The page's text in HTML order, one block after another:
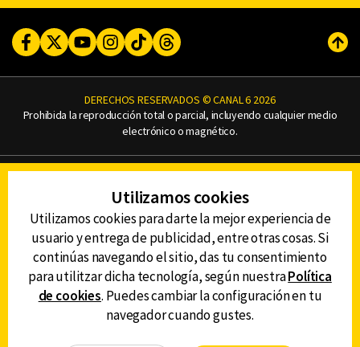
FacebookTwitterYoutubeInstagram
TikTokThreads
DERECHOS RESERVADOS © CANAL 6 2026
Prohibida la reproducción total o parcial, incluyendo cualquier medio
electrónico o magnético.
AVISO DE PRIVACIDAD
DEFENSORÍA DE LAS AUDIENCIAS
DESCARGA LA APP DE CANAL 6
Utilizamos cookies
Utilizamos cookies para darte la mejor experiencia de
usuario y entrega de publicidad, entre otras cosas. Si
continúas navegando el sitio, das tu consentimiento
para utilitzar dicha tecnología, según nuestraPolítica
de cookies. Puedes cambiar la configuración en tu
navegador cuando gustes.